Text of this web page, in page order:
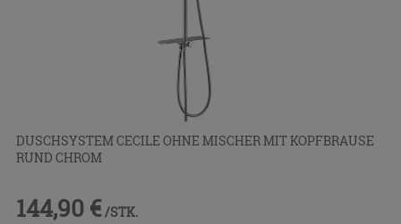
DUSCHSYSTEM CECILE OHNE MISCHER MIT KOPFBRAUSE
RUND CHROM
144,90 € /STK.